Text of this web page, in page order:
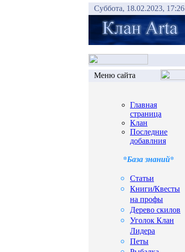
Суббота, 18.02.2023, 17:26
Меню сайта
Главная
страница
Клан
Последние
добавлния
*База знаний*
Статьи
Книги/Квесты
на профы
Дерево скилов
Уголок Клан
Лидера
Петы